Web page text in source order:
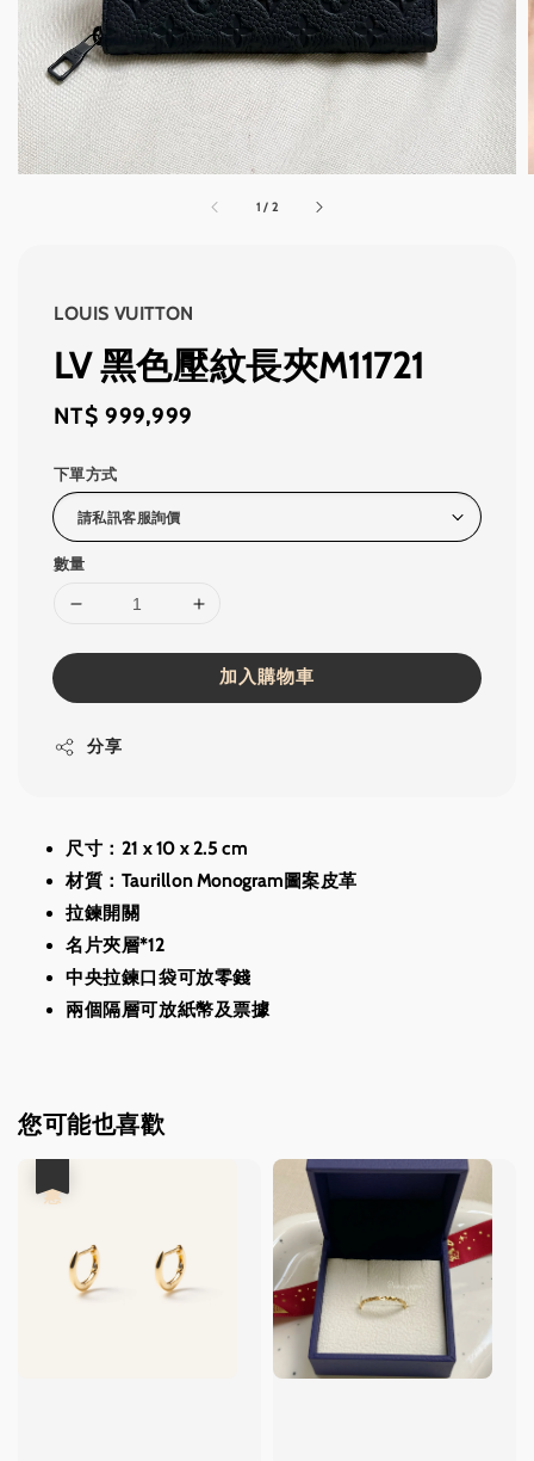
1 / 2
LOUIS VUITTON
LV 黑色壓紋長夾M11721
Regular
NT$ 999,999
下單方式
數量
加入購物車
分享
尺寸：21 x 10 x 2.5 cm
材質：Taurillon Monogram圖案皮革
拉鍊開關
名片夾層*12
中央拉鍊口袋可放零錢
兩個隔層可放紙幣及票據
您可能也喜歡